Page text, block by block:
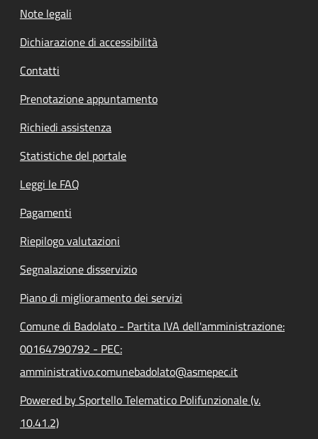
Note legali
Dichiarazione di accessibilità
Contatti
Prenotazione appuntamento
Richiedi assistenza
Statistiche del portale
Leggi le FAQ
Pagamenti
Riepilogo valutazioni
Segnalazione disservizio
Piano di miglioramento dei servizi
Comune di Badolato - Partita IVA dell'amministrazione:
00164790792 - PEC:
amministrativo.comunebadolato@asmepec.it
Powered by Sportello Telematico Polifunzionale (v.
10.41.2)